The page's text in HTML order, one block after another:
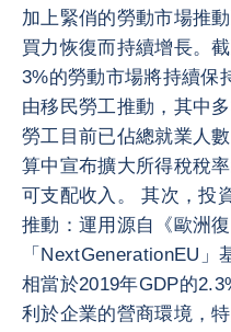
加上緊俏的勞動市場推
買力恢復而持續增長。
3%的勞動市場將持續保
由移民勞工推動，其中
勞工目前已佔總就業人
算中宣布擴大所得稅稅
可支配收入。 其次，投
推動：運用源自《歐洲
「NextGenerationEU」
相當於2019年GDP的
利於企業的營商環境，